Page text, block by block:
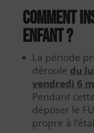
Comment
enfant ?
La période
déroule du
vendredi 6
Pendant
déposer le
propre à